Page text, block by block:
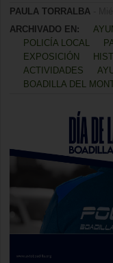
PAULA TORRALBA
ARCHIVADO EN:
POLICÍA LOCAL
EXPOSICIÓN
ACTIVIDADES
BOADILLA DEL